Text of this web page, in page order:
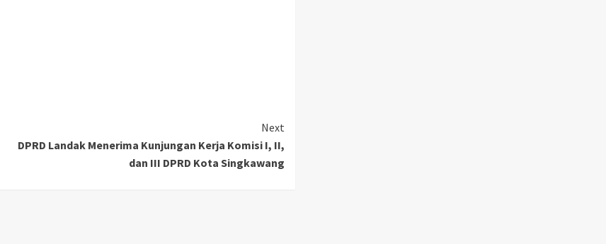
Next
DPRD Landak Menerima Kunjungan Kerja Komisi I, II,
dan III DPRD Kota Singkawang